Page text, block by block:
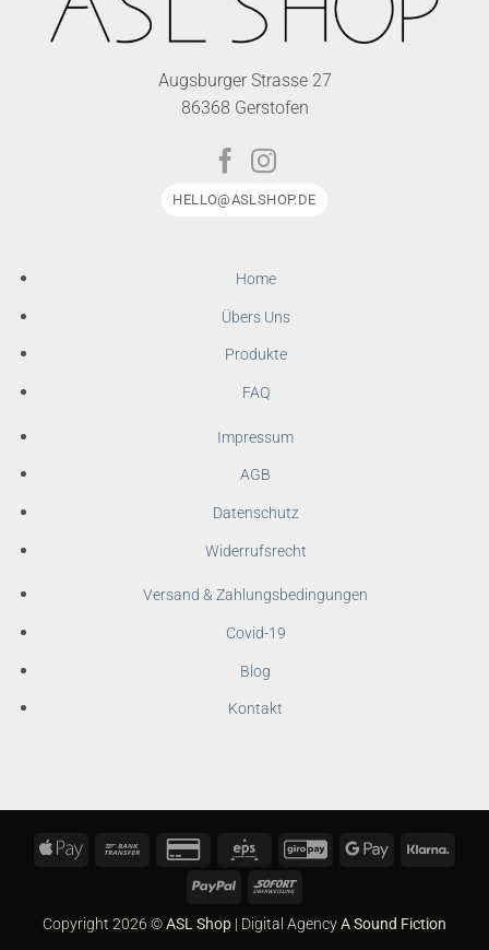
Augsburger Strasse 27
86368 Gerstofen
HELLO@ASLSHOP.DE
Home
Übers Uns
Produkte
FAQ
Impressum
AGB
Datenschutz
Widerrufsrecht
Versand & Zahlungsbedingungen
Covid-19
Blog
Kontakt
Apple
Bank
Credit
2
Eps GiroPay Google
PayPal
Sofort
Copyright 2026 ©ASL Shop | Digital AgencyA Sound Fiction